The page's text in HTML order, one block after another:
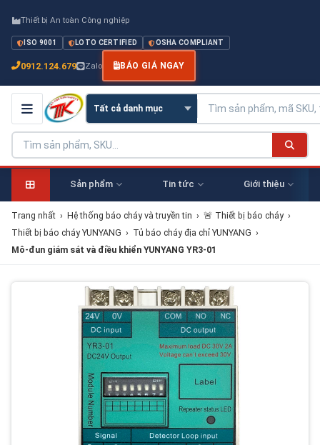
Thiết bị An toàn Công nghiệp
ISO 9001 LOTO CERTIFIED OSHA COMPLIANT
0912.124.679 Zalo BÁO GIÁ NGAY
Sản phẩm Tin tức Giới thiệu
Trang nhất › Hệ thống báo cháy và truyền tin › 🚨 Thiết bị báo cháy ›
Thiết bị báo cháy YUNYANG › Tủ báo cháy địa chỉ YUNYANG ›
Mô-đun giám sát và điều khiển YUNYANG YR3-01